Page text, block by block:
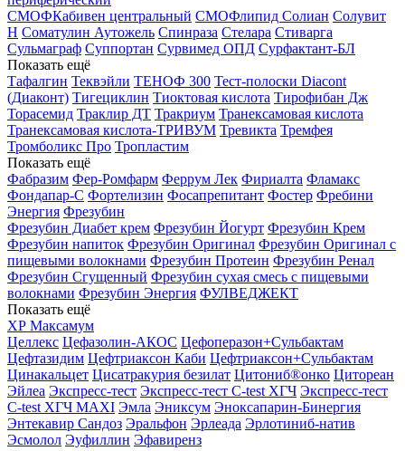
СМОФКабивен центральный СМОФлипид Солиан Солувит
Н Соматулин Аутожель Спинраза Стелара Стиварга
Сульмаграф Суппортан Сурвимед ОПД Сурфактант-БЛ
Показать ещё
Тафалгин Теквэйли ТЕНОФ 300 Тест-полоски Diacont
(Диаконт) Тигециклин Тиоктовая кислота Тирофибан Дж
Торасемид Траклир ДТ Тракриум Транексамовая кислота
Транексамовая кислота-ТРИВУМ Тревикта Тремфея
Тромболикс Про Тропластим
Показать ещё
Фабразим Фер-Ромфарм Феррум Лек Фириалта Фламакс
Фондапар-С Фортелизин Фосапрепитант Фостер Фребини
Энергия Фрезубин
Фрезубин Диабет крем Фрезубин Йогурт Фрезубин Крем
Фрезубин напиток Фрезубин Оригинал Фрезубин Оригинал с
пищевыми волокнами Фрезубин Протеин Фрезубин Ренал
Фрезубин Сгущенный Фрезубин сухая смесь с пищевыми
волокнами Фрезубин Энергия ФУЛВЕДЖЕКТ
Показать ещё
ХР Максамум
Целлекс Цефазолин-АКОС Цефоперазон+Сульбактам
Цефтазидим Цефтриаксон Каби Цефтриаксон+Сульбактам
Цинакальцет Цисатракурия безилат Цитониб®онко Цитореан
Эйлеа Экспресс-тест Экспресс-тест C-test ХГЧ Экспресс-тест
C-test ХГЧ MAXI Эмла Эниксум Эноксапарин-Бинергия
Энтекавир Сандоз Эральфон Эрлеада Эрлотиниб-натив
Эсмолол Эуфиллин Эфавиренз